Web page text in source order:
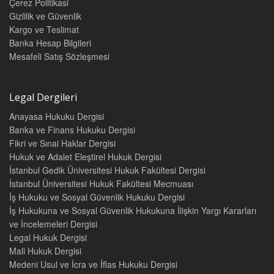
a. Avrupa Konseyi Belgeleri 26
b. AB Temel Haklar Şartı 27
c. Afrika İnsan ve Halkların Hakları Şartı 28
d. Amerikan İnsan Hakları Sözleşmesine Ekonomik, Sosyal ve
Kültürel Haklar Alanında Ek Protokol (San Salvador Protokolü) 29
1.1.3.2.2. İş Hukuku Mevzuatı 34
1.1.4. Çalışma Hakkının Kapsamı 36
1.1.4.1. Bir İşe Sahip Olma Hakkı 37
1.1.4.2. Teknik ve Mesleki Rehberlik ve Eğitim Hakkı 39
1.1.4.3. Adil ve Elverişli Koşullarda Çalışma Hakkı ve Eşit İşe Eşit
Ücret 40
1.1.4.4. Mesleki İlerleme Hakkı 44
1.1.4.5. İş Güvencesi Hakkı 44
1.1.4.6. Sendikal Haklar 46
1.1.5. Çalışma Hakkına Erişim Kavramı 48
1.1.5.1. Kavram Belirsizliği 49
1.1.5.2. Çalışma Hakkına Erişimin Sağlanmasında Devletin
Rolü 53
a. İş Bulma Hizmetleri Verme 54
b. Mesleki ve Teknik Eğitim Hizmetleri Sunma 55
Çerez Politikasi
Gizlilik ve Güvenlik
Kargo ve Teslimat
Banka Hesap Bilgileri
Mesafeli Satış Sözleşmesi
Legal Dergileri
Anayasa Hukuku Dergisi
Banka ve Finans Hukuku Dergisi
Fikri ve Sınai Haklar Dergisi
Hukuk ve Adalet Eleştirel Hukuk Dergisi
İstanbul Gedik Üniversitesi Hukuk Fakültesi Dergisi
İstanbul Üniversitesi Hukuk Fakültesi Mecmuası
İş Hukuku ve Sosyal Güvenlik Hukuku Dergisi
İş Hukukuna ve Sosyal Güvenlik Hukukuna İlişkin Yargı Kararları
ve İncelemeleri Dergisi
Legal Hukuk Dergisi
Mali Hukuk Dergisi
Medeni Usul ve İcra ve İflas Hukuku Dergisi